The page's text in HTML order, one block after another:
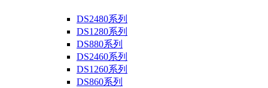
DS2480系列
DS1280系列
DS880系列
DS2460系列
DS1260系列
DS860系列